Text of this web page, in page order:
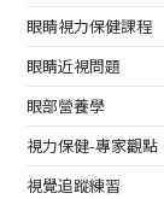
眼睛視力保健課程
眼睛近視問題
眼部營養學
視力保健-專家觀點
視覺追蹤練習